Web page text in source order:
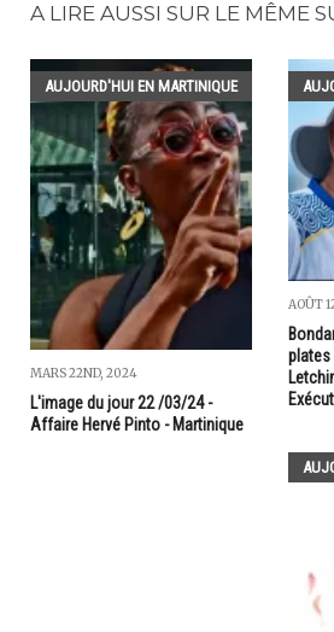
A LIRE AUSSI SUR LE MÊME
AUJOURD'HUI EN MARTINIQUE
MARS 22ND, 2024
L'image du jour 22 /03/24 -
Affaire Hervé Pinto - Martinique
AOÛT
plates